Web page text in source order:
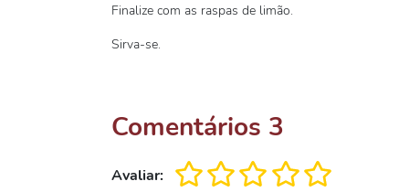
Finalize com as raspas de limão.
Sirva-se.
Comentários 3
Avaliar: